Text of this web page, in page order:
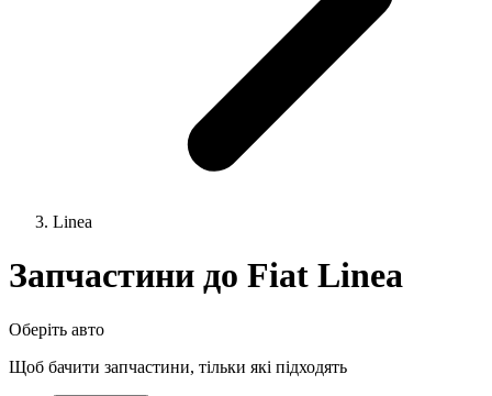
Linea
Запчастини до Fiat Linea
Оберіть авто
Щоб бачити запчастини, тільки які підходять